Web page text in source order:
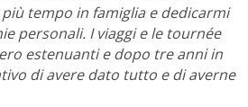
tempo in famiglia e dedicarmi
personali. I viaggi e le tournée
estenuanti e dopo tre anni in
di avere dato tutto e di averne